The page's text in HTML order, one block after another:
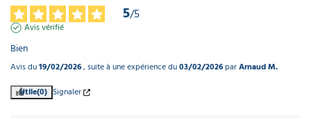
5/5
Avis vérifié
Bien
Avis du19/02/2026, suite à une expérience du03/02/2026parArnaud M.
Utile(0) Signaler